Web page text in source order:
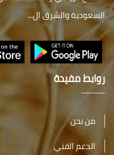
السعودية والشرق ال...
روابط مفيدة
من نحن
الدعم الفني